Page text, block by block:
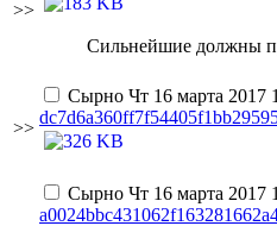
>>
Сильнейшие должны
>>
Сырно Чт 16 марта 2017
Сырно Чт 16 марта 2017